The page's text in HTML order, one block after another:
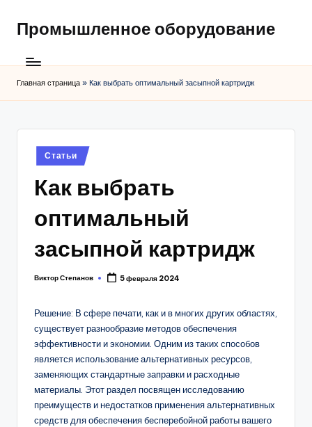
Промышленное оборудование
Главная страница » Как выбрать оптимальный засыпной картридж
Posted
in
Статьи
Как выбрать
оптимальный
засыпной картридж
Posted
Виктор Степанов 5 февраля 2024
Решение: В сфере печати, как и в многих других областях,
существует разнообразие методов обеспечения
эффективности и экономии. Одним из таких способов
является использование альтернативных ресурсов,
заменяющих стандартные заправки и расходные
материалы. Этот раздел посвящен исследованию
преимуществ и недостатков применения альтернативных
средств для обеспечения бесперебойной работы вашего